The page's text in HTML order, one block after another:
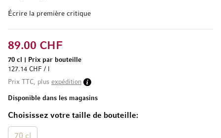
Écrire la première critique
Choisissez votre taille de bouteille
89.00 CHF
70 cl
Prix par bouteille
127.14 CHF / l
Prix TTC, plus expédition
Disponible dans les magasins